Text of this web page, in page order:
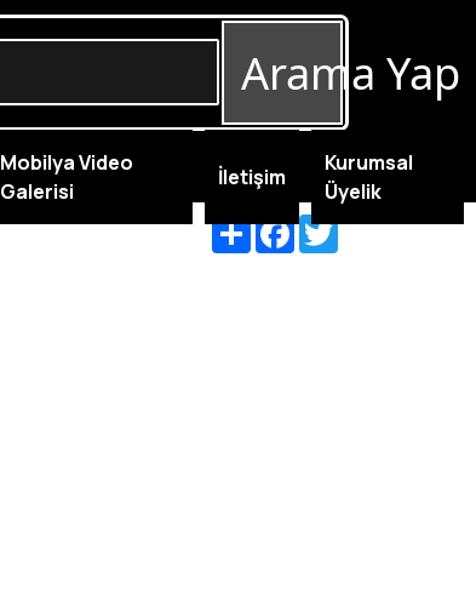
ShareFacebook
Twitter
Arama Yap
Mobilya Video
Galerisi
İletişim
Kurumsal
Üyelik